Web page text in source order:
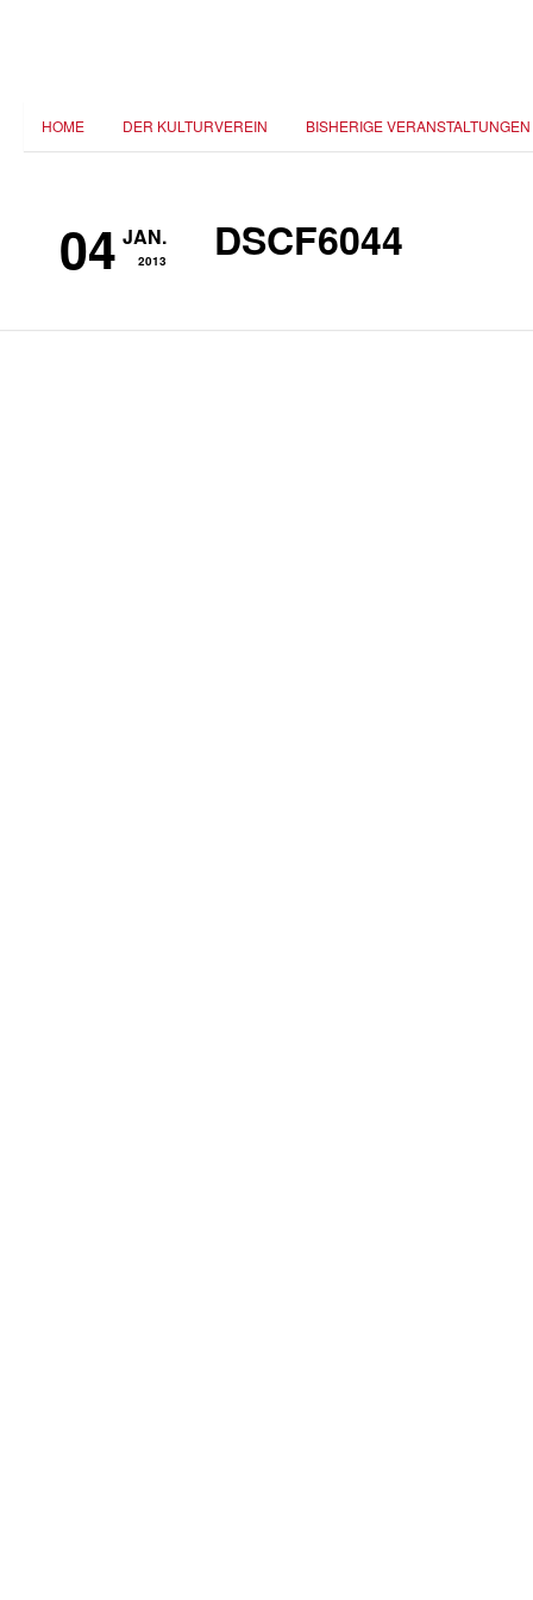
HOME DER KULTURVEREIN BISHERIGE VERANSTALTUNGEN
04 JAN.
2013 DSCF6044